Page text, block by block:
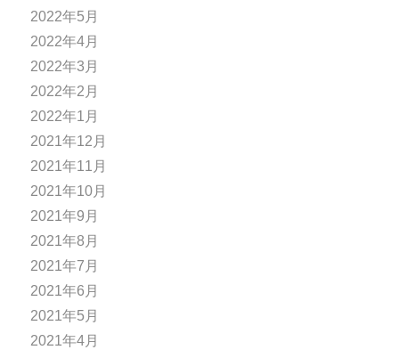
2022年5月
2022年4月
2022年3月
2022年2月
2022年1月
2021年12月
2021年11月
2021年10月
2021年9月
2021年8月
2021年7月
2021年6月
2021年5月
2021年4月